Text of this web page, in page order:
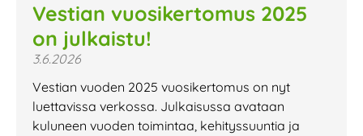
Vestian vuosikertomus 2025
on julkaistu!
3.6.2026
Vestian vuoden 2025 vuosikertomus on nyt
luettavissa verkossa. Julkaisussa avataan
kuluneen vuoden toimintaa, kehityssuuntia ja